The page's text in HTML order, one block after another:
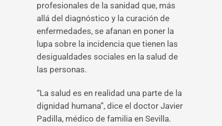
profesionales de la sanidad que, más
allá del diagnóstico y la curación de
enfermedades, se afanan en poner la
lupa sobre la incidencia que tienen las
desigualdades sociales en la salud de
las personas.
“La salud es en realidad una parte de la
dignidad humana”, dice el doctor Javier
Padilla, médico de familia en Sevilla.